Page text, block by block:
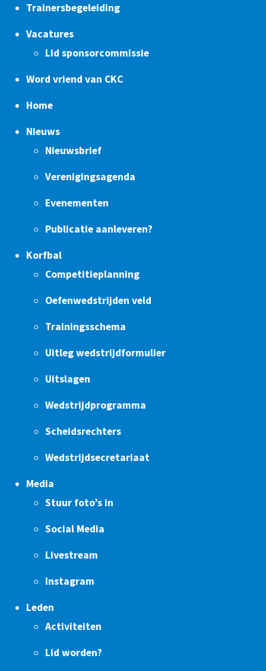
Trainersbegeleiding
Vacatures
Lid sponsorcommissie
Word vriend van CKC
Home
Nieuws
Nieuwsbrief
Verenigingsagenda
Evenementen
Publicatie aanleveren?
Korfbal
Competitieplanning
Oefenwedstrijden veld
Trainingsschema
Uitleg wedstrijdformulier
Uitslagen
Wedstrijdprogramma
Scheidsrechters
Wedstrijdsecretariaat
Media
Stuur foto’s in
Social Media
Livestream
Instagram
Leden
Activiteiten
Lid worden?